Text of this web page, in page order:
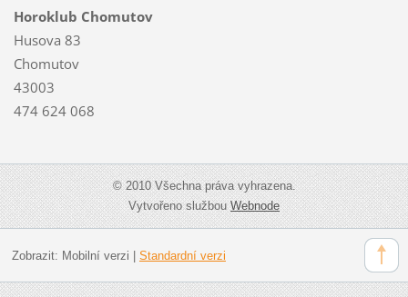
Horoklub Chomutov
Husova 83
Chomutov
43003
474 624 068
© 2010 Všechna práva vyhrazena.
Vytvořeno službouWebnode
Zobrazit: Mobilní verzi Standardní verzi